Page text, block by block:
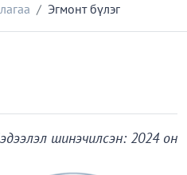
Эгмонт бүлэг
шинэчилсэн: 2024 он